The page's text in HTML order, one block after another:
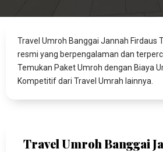
Travel Umroh Banggai Jannah Firdaus
resmi yang berpengalaman dan
Temukan Paket Umroh dengan Biaya
Kompetitif dari Travel Umrah lainnya.
Travel Umroh Banggai